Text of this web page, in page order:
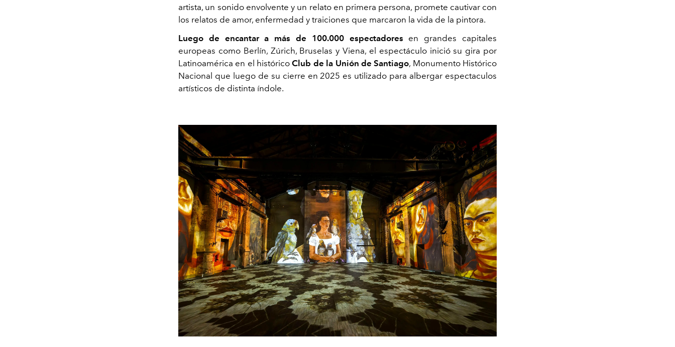
artista, un sonido envolvente y un relato en primera persona, promete cautivar con
los relatos de amor, enfermedad y traiciones que marcaron la vida de la pintora.
Luego de encantar a más de 100.000 espectadores en grandes capitales
europeas como Berlín, Zúrich, Bruselas y Viena, el espectáculo inició su gira por
Latinoamérica en el históricoClub de la Unión de Santiago, Monumento Histórico
Nacional que luego de su cierre en 2025 es utilizado para albergar espectaculos
artísticos de distinta índole.